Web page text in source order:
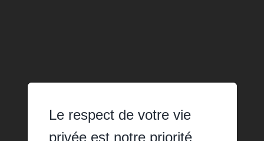
Le respect de votre vie
privée est notre priorité